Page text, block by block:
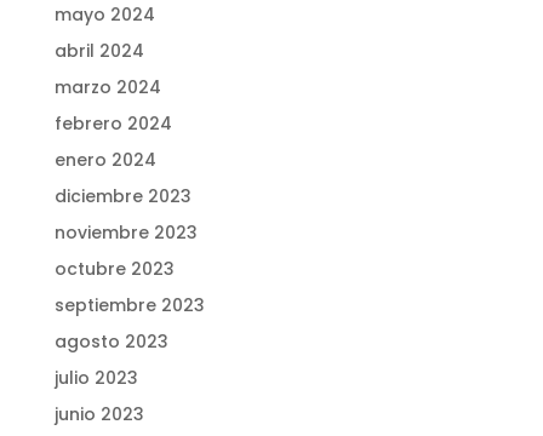
mayo 2024
abril 2024
marzo 2024
febrero 2024
enero 2024
diciembre 2023
noviembre 2023
octubre 2023
septiembre 2023
agosto 2023
julio 2023
junio 2023